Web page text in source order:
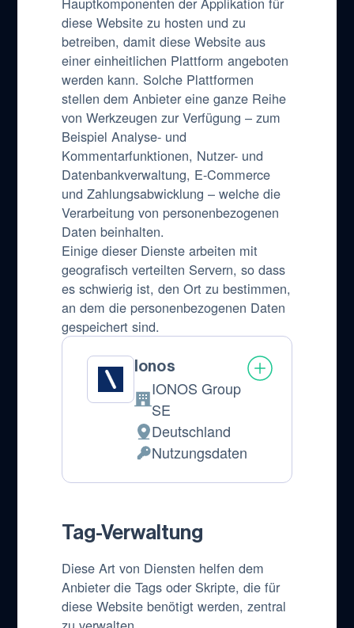
diese Website zu hosten und zu
betreiben, damit diese Website aus
einer einheitlichen Plattform angeboten
werden kann. Solche Plattformen
stellen dem Anbieter eine ganze Reihe
von Werkzeugen zur Verfügung – zum
Beispiel Analyse- und
Kommentarfunktionen, Nutzer- und
Datenbankverwaltung, E-Commerce
und Zahlungsabwicklung – welche die
Verarbeitung von personenbezogenen
Daten beinhalten.
Einige dieser Dienste arbeiten mit
geografisch verteilten Servern, so dass
es schwierig ist, den Ort zu bestimmen,
an dem die personenbezogenen Daten
gespeichert sind.
Ionos
Firma:
IONOS Group
SE
Verarbeitungsort:
Deutschland
Verarbeitete
personenbezogene
Nutzungsdaten
Tag-Verwaltung
Diese Art von Diensten helfen dem
Anbieter die Tags oder Skripte, die für
diese Website benötigt werden, zentral